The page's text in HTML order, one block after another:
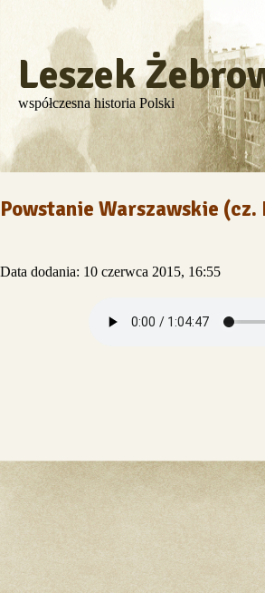
Leszek
współczesna historia Polski
Powstanie Warszawskie (cz.
Data dodania: 10 czerwca 2015, 16:55